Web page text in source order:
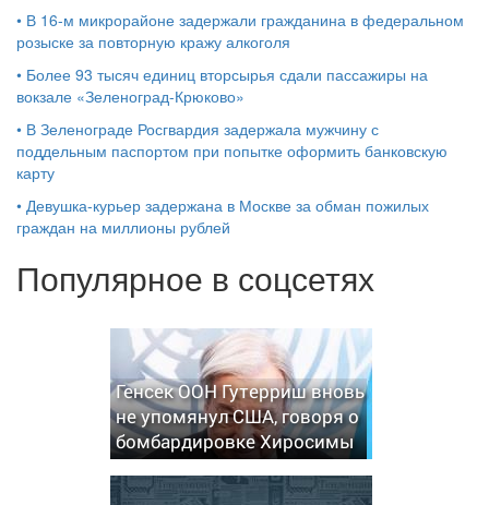
• В 16-м микрорайоне задержали гражданина в федеральном
розыске за повторную кражу алкоголя
• Более 93 тысяч единиц вторсырья сдали пассажиры на
вокзале «Зеленоград-Крюково»
• В Зеленограде Росгвардия задержала мужчину с
поддельным паспортом при попытке оформить банковскую
карту
• Девушка-курьер задержана в Москве за обман пожилых
граждан на миллионы рублей
Популярное в соцсетях
Генсек ООН Гутерриш вновь
не упомянул США, говоря о
бомбардировке Хиросимы